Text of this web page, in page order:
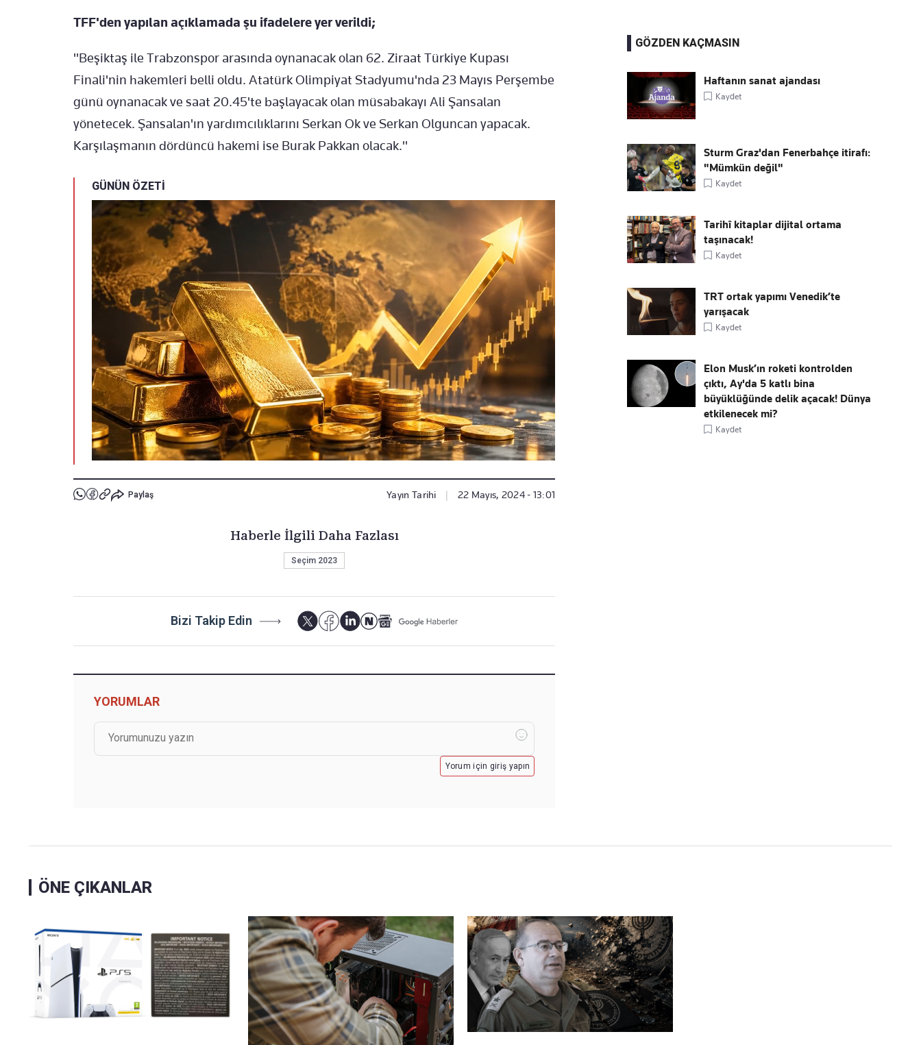
TFF'den yapılan açıklamada şu ifadelere yer verildi;
"Beşiktaş ile Trabzonspor arasında oynanacak olan 62. Ziraat Türkiye Kupası
Finali'nin hakemleri belli oldu. Atatürk Olimpiyat Stadyumu'nda 23 Mayıs Perşembe
günü oynanacak ve saat 20.45'te başlayacak olan müsabakayı Ali Şansalan
yönetecek. Şansalan'ın yardımcılıklarını Serkan Ok ve Serkan Olguncan yapacak.
Karşılaşmanın dördüncü hakemi ise Burak Pakkan olacak."
GÜNÜN ÖZETİ
Paylaş Yayın Tarihi 22 Mayıs, 2024 - 13:01
Haberle İlgili Daha Fazlası
Seçim 2023
Bizi Takip Edin
YORUMLAR
Yorum için giriş yapın
GÖZDEN KAÇMASIN
Haftanın sanat ajandası
Kaydet
Sturm Graz'dan Fenerbahçe itirafı:
"Mümkün değil"
Kaydet
Tarihî kitaplar dijital ortama
taşınacak!
Kaydet
TRT ortak yapımı Venedik’te
yarışacak
Kaydet
Elon Musk’ın roketi kontrolden
çıktı, Ay'da 5 katlı bina
büyüklüğünde delik açacak! Dünya
etkilenecek mi?
Kaydet
ÖNE ÇIKANLAR